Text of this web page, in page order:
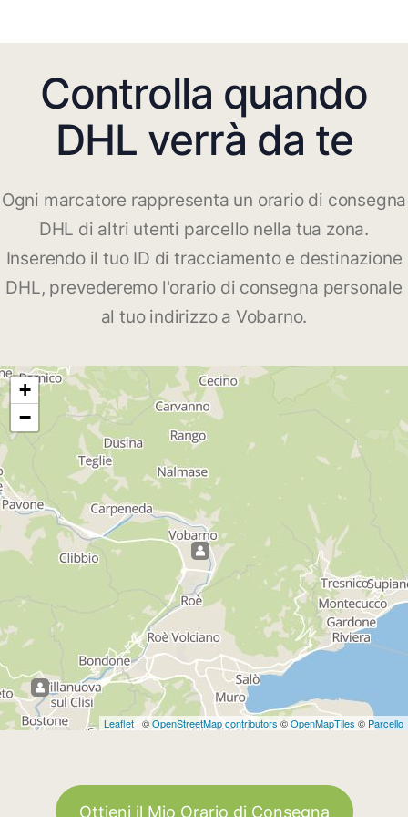
Controlla quando
DHL verrà da te
Ogni marcatore rappresenta un orario di consegna
DHL di altri utenti parcello nella tua zona.
Inserendo il tuo ID di tracciamento e destinazione
DHL, prevederemo l'orario di consegna personale
al tuo indirizzo a Vobarno.
+
−
Leaflet | ©OpenStreetMap contributors ©OpenMapTiles © Parcello
Ottieni il Mio Orario di Consegna